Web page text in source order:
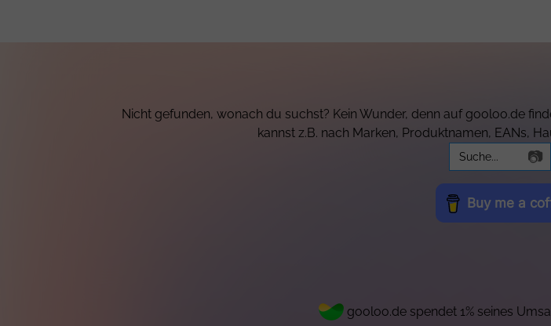
Nicht gefunden, wonach du suchst? Kein Wunder, denn auf gooloo.de
kannst z.B. nach Marken, Produktnamen, EANs,
Search
for:
📷
gooloo.de spendet 1% seines